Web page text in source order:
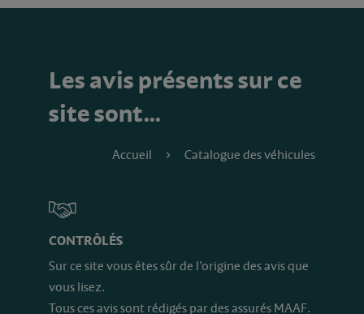
Les avis présents sur ce
site sont…
Accueil Catalogue des véhicules
CONTRÔLÉS
Sur ce site vous êtes sûr de l’origine des avis que
vous lisez.
Tous ces avis sont rédigés par des assurés MAAF.